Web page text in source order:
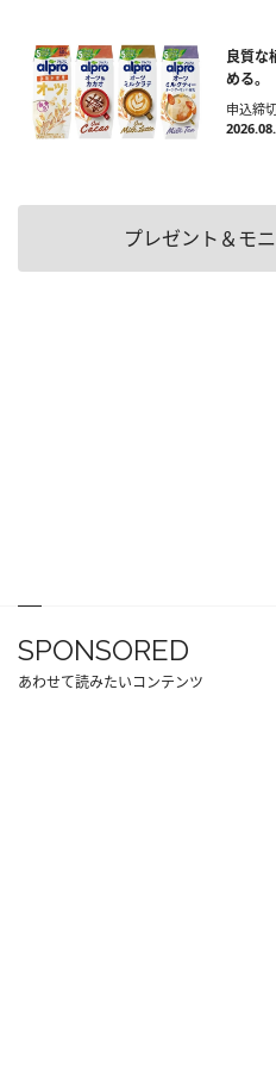
良質な
める。
申込締
プレゼント＆モ
SPONSORED
あわせて読みたいコンテンツ